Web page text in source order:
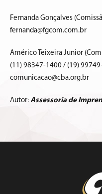
Fernanda Gonçalves
fernanda@fgcom.com.br
Américo Teixeira Junior
(11) 98347-1400 / (19)
comunicacao@cba.org.br
Autor: Assessoria de